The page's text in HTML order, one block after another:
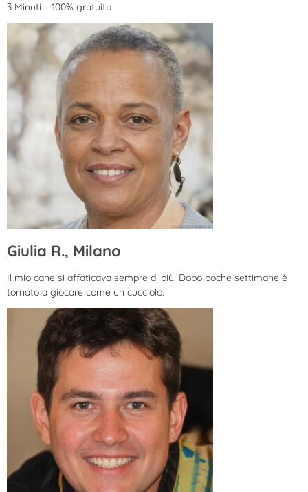
3 Minuti – 100% gratuito
Giulia R., Milano
Il mio cane si affaticava sempre di più. Dopo poche settimane è
tornato a giocare come un cucciolo.